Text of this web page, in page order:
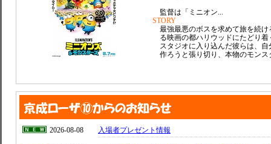
監督は「ミニオン...
STORY
最強最悪のボスを求めて旅を続
る映画の都ハリウッドにたどり
スタジオに入り込んだ彼らは、
作ろうと張り切り、本物のモンス
2026-08-08 入場者プレゼント情報